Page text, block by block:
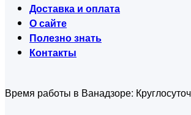
Доставка и оплата
О сайте
Полезно знать
Контакты
Время работы в Ванадзоре: